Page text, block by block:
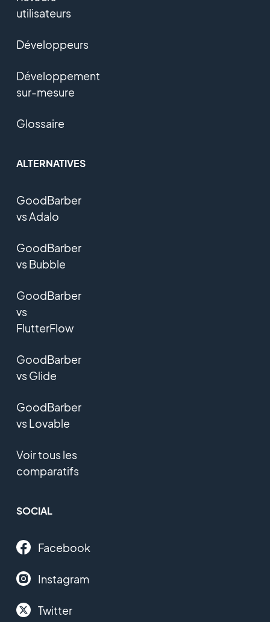
utilisateurs
Développeurs
Développement
sur-mesure
Glossaire
ALTERNATIVES
GoodBarber
vs Adalo
GoodBarber
vs Bubble
GoodBarber
vs
FlutterFlow
GoodBarber
vs Glide
GoodBarber
vs Lovable
Voir tous les
comparatifs
SOCIAL
Facebook
Instagram
Twitter